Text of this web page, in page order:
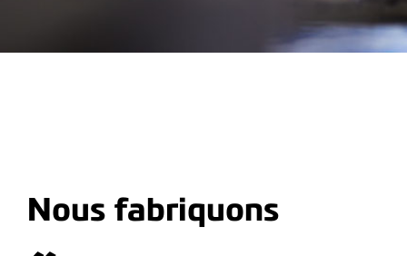
Nous fabriquons